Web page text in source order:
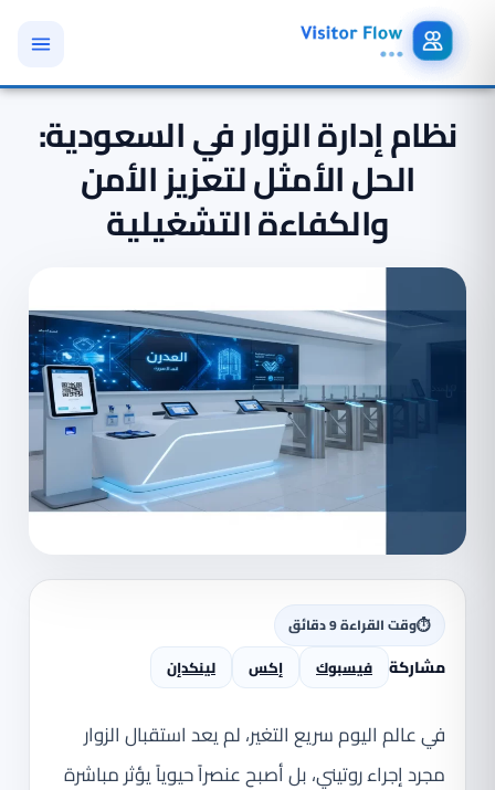
نظام إدارة الزوار في السعودية:
الحل الأمثل لتعزيز الأمن
والكفاءة التشغيلية
⏱وقت القراءة 9 دقائق
مشاركة فيسبوك إكس لينكدإن
في عالم اليوم سريع التغير، لم يعد استقبال الزوار
مجرد إجراء روتيني، بل أصبح عنصراً حيوياً يؤثر مباشرة